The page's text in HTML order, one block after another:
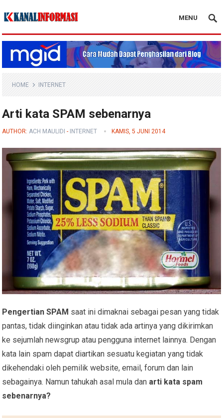
Blog Kanal Info
MENU
HOME INTERNET
Arti kata SPAM sebenarnya
AUTHOR:ACH MAULIDI - INTERNET KAMIS, 5 JUNI 2014
Pengertian SPAM saat ini dimaknai sebagai pesan yang tidak
pantas, tidak diinginkan atau tidak ada artinya yang dikirimkan
ke sejumlah newsgrup atau pengguna internet lainnya. Dengan
kata lain spam dapat diartikan sesuatu kegiatan yang tidak
dikehendaki oleh pemilik website, email, forum dan lain
sebagainya. Namun tahukah asal mula dan arti kata spam
sebenarnya?